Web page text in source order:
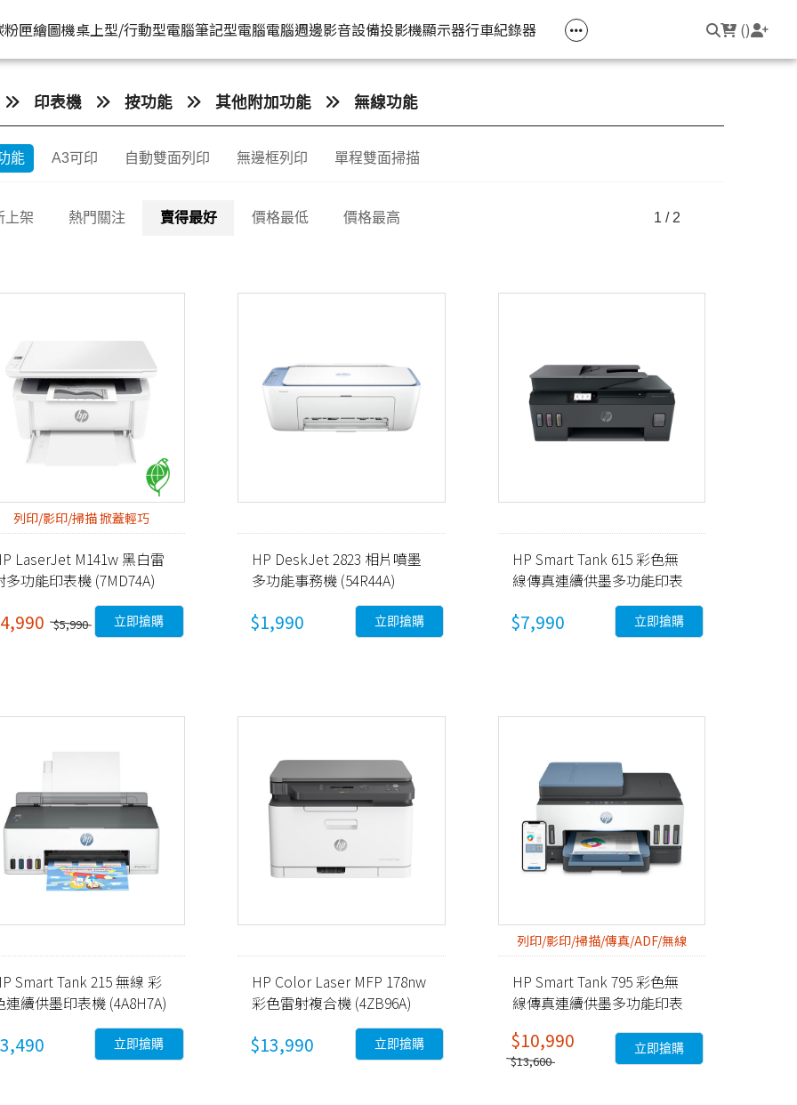
推薦好友回饋
表機
按系列
按功能
多功能事務機
匣
匣
色
碳粉匣
按顏色
繪圖機桌上型/行動型電腦
桌上型工作站電腦
Z2
商務電腦
Elite系列
筆記型電腦
個人筆電
Pavilion 星鑽系列
商用筆電
Elitebook 系列
電競筆電
OMEN
電腦週邊
儲存裝置
影音設備
耳機
無線耳機
投影機顯示器行車紀錄器 ()
印表機 按功能 其他附加功能 無線功能
能 A3可印 自動雙面列印 無邊框列印 單程雙面掃描
上架 熱門關注 賣得最好 價格最低 價格最高 1 / 2
列印/影印/掃描 掀蓋輕巧
LaserJet M141w 黑白雷
多功能印表機 (7MD74A)
$5,990 立即搶購
HP DeskJet 2823 相片噴墨
多功能事務機 (54R44A)
$1,990 立即搶購
HP Smart Tank 615 彩色無
線傳真連續供墨多功能印表
$7,990 立即搶購
Smart Tank 215 無線 彩
連續供墨印表機 (4A8H7A)
立即搶購
HP Color Laser MFP 178nw
彩色雷射複合機 (4ZB96A)
$13,990 立即搶購
列印/影印/掃描/傳真/ADF/無線
HP Smart Tank 795 彩色無
線傳真連續供墨多功能印表
$10,990
$13,600
立即搶購